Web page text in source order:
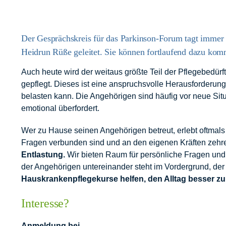
Der Gesprächskreis für das Parkinson-Forum tagt
Heidrun Rüße geleitet. Sie können fortlaufend dazu
Auch heute wird der weitaus größte Teil der
gepflegt. Dieses ist eine anspruchsvolle
belasten kann. Die Angehörigen sind häufig vor neue
emotional überfordert.
Wer zu Hause seinen Angehörigen betreut, erlebt
Fragen verbunden sind und an den eigenen Kräften
Entlastung. Wir bieten Raum für persönliche Fragen
der Angehörigen untereinander steht im Vordergrund,
Hauskrankenpflegekurse helfen, den Alltag besser
Interesse?